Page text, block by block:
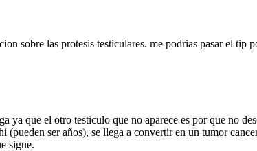
sobre las protesis testiculares. me podrias pasar el tip
ya que el otro testiculo que no aparece es por que no
(pueden ser años), se llega a convertir en un tumor
sigue.